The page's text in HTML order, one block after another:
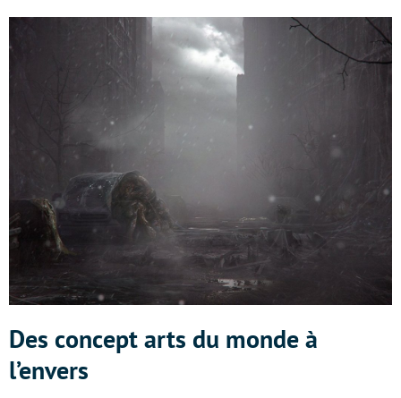
Des concept arts du monde à
l’envers